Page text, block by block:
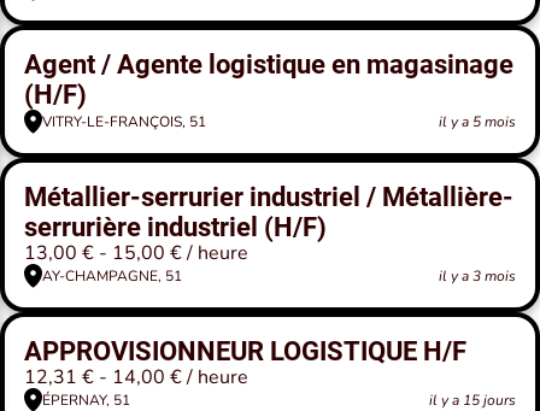
Agent / Agente logistique en magasinage
(H/F)
VITRY-LE-FRANÇOIS, 51 il y a 5 mois
Métallier-serrurier industriel / Métallière-
serrurière industriel (H/F)
13,00 € - 15,00 € / heure
AY-CHAMPAGNE, 51 il y a 3 mois
APPROVISIONNEUR LOGISTIQUE H/F
12,31 € - 14,00 € / heure
ÉPERNAY, 51 il y a 15 jours